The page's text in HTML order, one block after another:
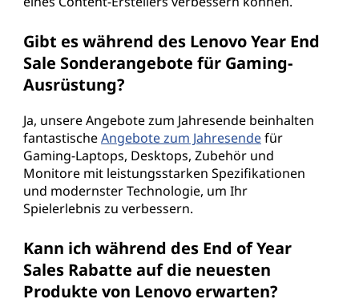
Gibt es während des Lenovo Year End
Sale Sonderangebote für Gaming-
Ausrüstung?
Ja, unsere Angebote zum Jahresende beinhalten
fantastischeAngebote zum Jahresendefür
Gaming-Laptops, Desktops, Zubehör und
Monitore mit leistungsstarken Spezifikationen
und modernster Technologie, um Ihr
Spielerlebnis zu verbessern.
Kann ich während des End of Year
Sales Rabatte auf die neuesten
Produkte von Lenovo erwarten?